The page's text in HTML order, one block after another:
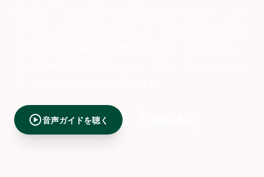
play_circle音声ガイドを聴く